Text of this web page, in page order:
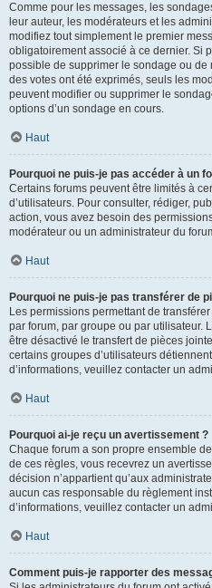
Comme pour les messages, les
leur auteur, les modérateurs et les
modifiez tout simplement le premier
obligatoirement associé à ce dernier. Si
possible de supprimer le sondage ou de
des votes ont été exprimés, seuls les
peuvent modifier ou supprimer le
options d’un sondage en cours.
Haut
Pourquoi ne puis-je pas accéder à un
Certains forums peuvent être limités à
d’utilisateurs. Pour consulter, rédiger,
action, vous avez besoin des
modérateur ou un administrateur du
Haut
Pourquoi ne puis-je pas transférer de
Les permissions permettant de
par forum, par groupe ou par utilisateur.
être désactivé le transfert de pièces
certains groupes d’utilisateurs
d’informations, veuillez contacter un
Haut
Pourquoi ai-je reçu un avertissement ?
Chaque forum a son propre ensemble
de ces règles, vous recevrez un
décision n’appartient qu’aux
aucun cas responsable du règlement
d’informations, veuillez contacter un
Haut
Comment puis-je rapporter des